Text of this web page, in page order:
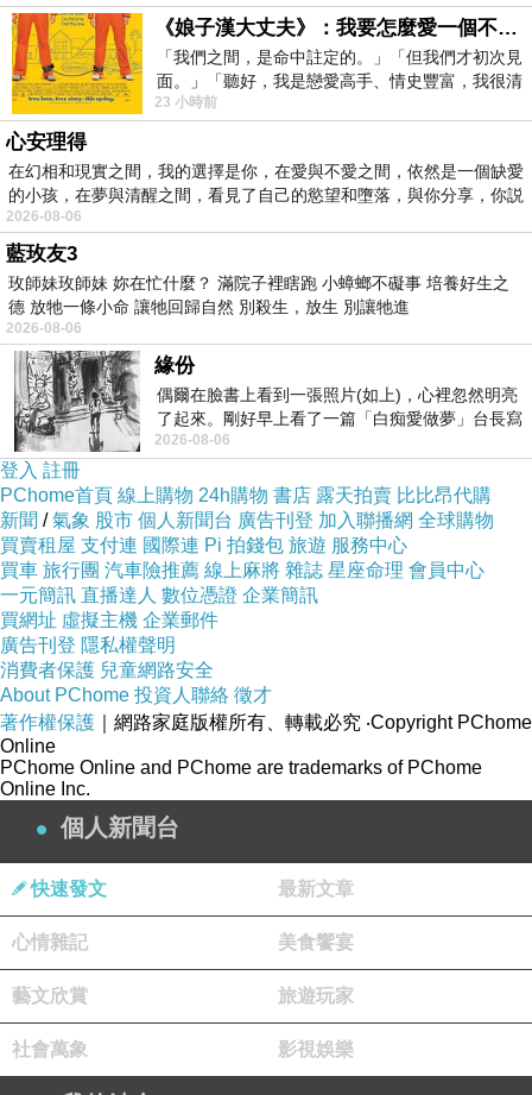
《娘子漢大丈夫》：我要怎麼愛一個不存在的人？
「我們之間，是命中註定的。」「但我們才初次見
面。」「聽好，我是戀愛高手、情史豐富，我很清
楚這種感覺，你我之間的那種感覺，現
23 小時前
心安理得
在幻相和現實之間，我的選擇是你，在愛與不愛之間，依然是一個缺愛
的小孩，在夢與清醒之間，看見了自己的慾望和墮落，與你分享，你説
2026-08-06
藍玫友3
玫師妹玫師妹 妳在忙什麼？ 滿院子裡瞎跑 小蟑螂不礙事 培養好生之
德 放牠一條小命 讓牠回歸自然 別殺生，放生 別讓牠進
2026-08-06
緣份
偶爾在臉書上看到一張照片(如上)，心裡忽然明亮
了起來。剛好早上看了一篇「白痴愛做夢」台長寫
的貼文，在回顧年輕時瘋狂愛上
2026-08-06
登入 註冊
PChome首頁 線上購物 24h購物 書店 露天拍賣 比比昂代購
新聞 /氣象 股市 個人新聞台 廣告刊登 加入聯播網 全球購物
買賣租屋 支付連 國際連 Pi 拍錢包 旅遊 服務中心
買車 旅行團 汽車險推薦 線上麻將 雜誌 星座命理 會員中心
一元簡訊 直播達人 數位憑證 企業簡訊
買網址 虛擬主機 企業郵件
廣告刊登 隱私權聲明
消費者保護 兒童網路安全
About PChome 投資人聯絡 徵才
著作權保護 ｜網路家庭版權所有、轉載必究 ‧Copyright PChome
Online
PChome Online and PChome are trademarks of PChome
Online Inc.
個人新聞台
快速發文 最新文章
心情雜記 美食饗宴
藝文欣賞 旅遊玩家
社會萬象 影視娛樂